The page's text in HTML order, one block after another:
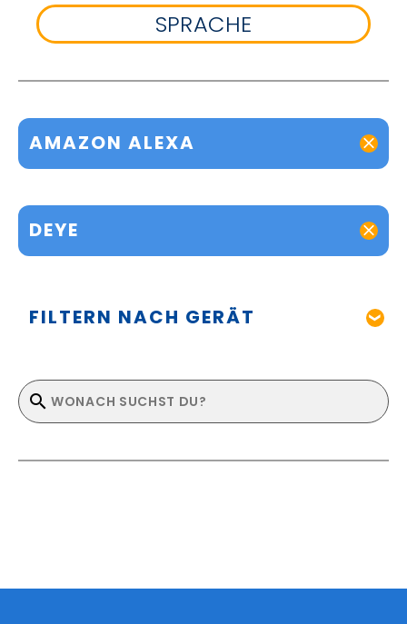
SPRACHE
AMAZON ALEXA
DEYE
FILTERN NACH GERÄT